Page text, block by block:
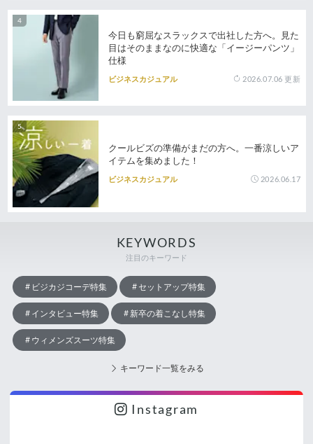
今日も窮屈なスラックスで出社した方へ。見た
目はそのままなのに快適な「イージーパンツ」
仕様
ビジネスカジュアル 2026.07.06 更新
クールビズの準備がまだの方へ。一番涼しいア
イテムを集めました！
ビジネスカジュアル 2026.06.17
KEYWORDS
注目のキーワード
ビジカジコーデ特集 セットアップ特集
インタビュー特集 新卒の着こなし特集
ウィメンズスーツ特集
キーワード一覧をみる
Instagram